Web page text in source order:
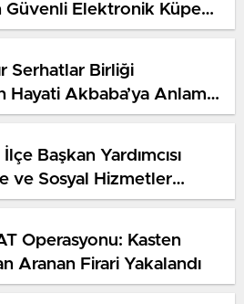
Güvenli Elektronik Küpe
Serhatlar Birliği
Hayati Akbaba’ya Anlamlı
Başkan Yardımcısı
ve Sosyal Hizmetler
Ziyaret
Operasyonu: Kasten
Aranan Firari Yakalandı